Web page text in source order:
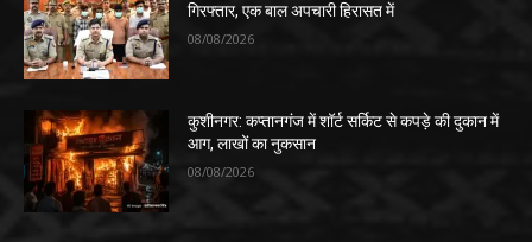
गिरफ्तार, एक बाल अपचारी हिरासत में
08/08/2026
कुशीनगर: कप्तानगंज में शॉर्ट सर्किट से कपड़े की दुकान में
आग, लाखों का नुकसान
08/08/2026